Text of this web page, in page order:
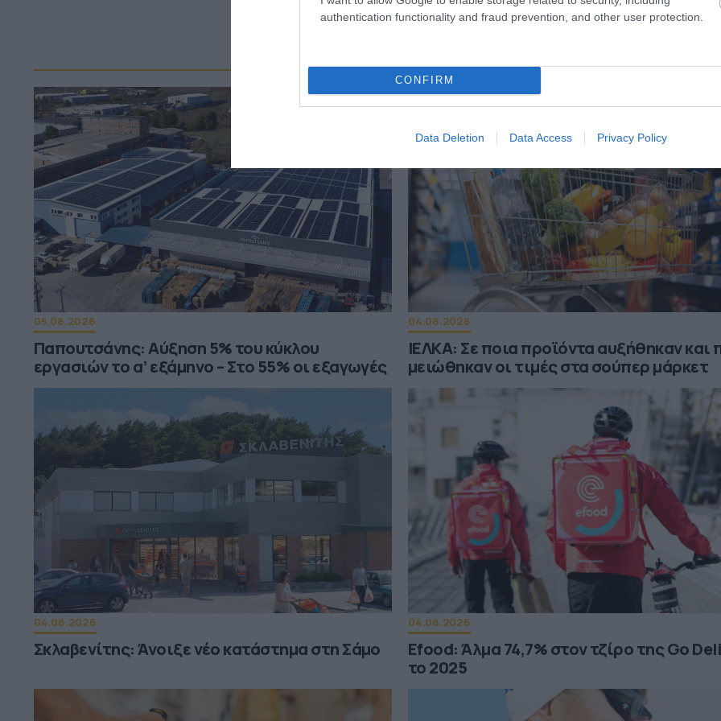
authentication functionality and fraud prevention, and other user protection.
CONFIRM
Data Deletion Data Access Privacy Policy
05.08.2026
Παπουτσάνης: Αύξηση 5% του κύκλου
εργασιών το α’ εξάμηνο – Στο 55% οι εξαγωγές
04.08.2026
ΙΕΛΚΑ: Σε ποια προϊόντα αυξήθηκαν και
μειώθηκαν οι τιμές στα σούπερ μάρκετ
04.08.2026
Σκλαβενίτης: Άνοιξε νέο κατάστημα στη Σάμο
04.08.2026
Efood: Άλμα 74,7% στον τζίρο της Go
το 2025